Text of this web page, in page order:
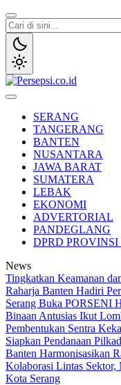
Lewati
ke
konten
SERANG
TANGERANG
BANTEN
NUSANTARA
JAWA BARAT
SUMATERA
LEBAK
EKONOMI
ADVERTORIAL
PANDEGLANG
DPRD
News
Tingkatkan Keamanan
Raharja Banten Hadiri
Serang Buka PORSENI
Binaan Antusias Ikut
Pembentukan Sentra
Siapkan Pendanaan
Banten Harmonisasikan
Kolaborasi Lintas Sektor,
Kota Serang